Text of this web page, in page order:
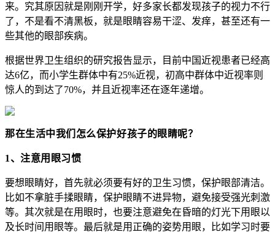
来。究其原因就是刚刚开学，好多家长都发现孩子的视力不行
了，不是看不清黑板，就是眼睛容易干涩、发痒，甚至还有一
些其他的眼部疾病。
根据世界卫生组织的研究报告显示，目前中国近视患者已经高
达6亿，而小学生群体中有25%近视，初高中群体中近视率则
惊人的到达了70%，并且近视率还在逐年递增。
那在生活中我们怎么保护好孩子的眼睛呢？
1、注意用眼习惯
要想眼睛好，首先就必须要有好的卫生习惯，保护眼部清洁。
比如不拿脏手揉眼睛，保护眼睛不进异物，避免接受强光刺激
等。其次就是在用眼时，也要注意避免在昏暗的灯光下用眼以
及长时间用眼等。最后就是用正确的姿势用眼，比如学习时要